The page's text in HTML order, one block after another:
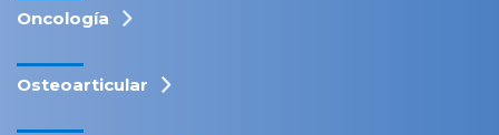
Oncología
Osteoarticular